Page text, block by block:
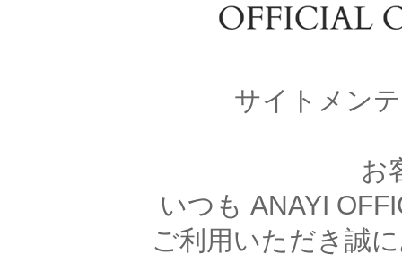
サイトメン
お
いつも ANAYI
ご利用いただき誠